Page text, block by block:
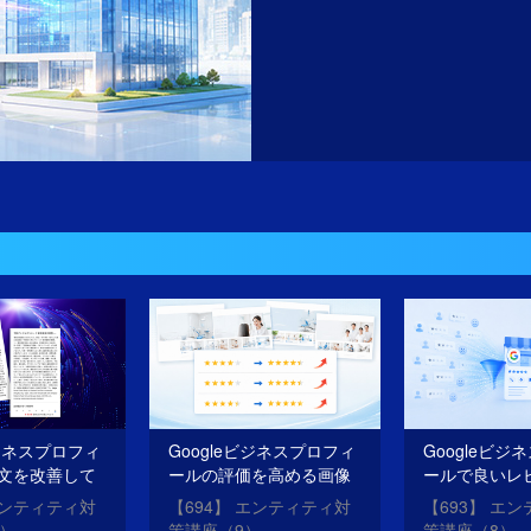
スプロフィ
を改善して
AIOを成功
ティティ対
Googleビジネスプロフィ
ールの評価を高める画像
を投稿する方法
【694】 エンティティ対
Googleビジ
ールで良いレ
を獲得する方
【693】 エ